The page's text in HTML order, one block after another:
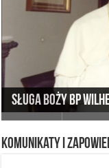
Komunikaty i